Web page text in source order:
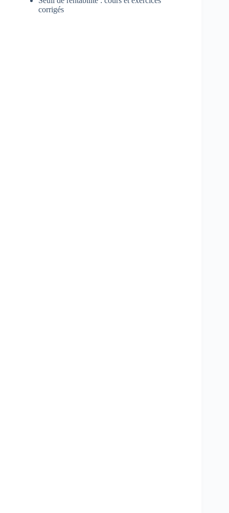
corrigés